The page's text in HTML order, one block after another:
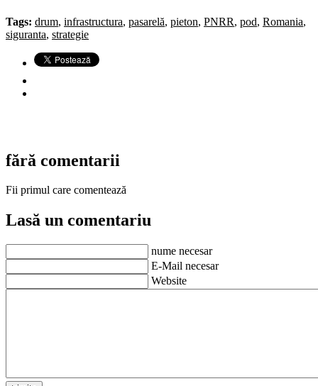
Tags: drum, infrastructura, pasarelă, pieton, PNRR, pod, Romania,
siguranta, strategie
fără comentarii
Fii primul care comentează
Lasă un comentariu
nume necesar
E-Mail necesar
Website